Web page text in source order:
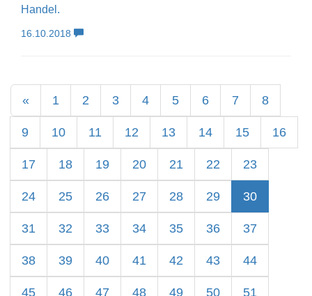
Handel.
16.10.2018
« 1 2 3 4 5 6 7 8
9 10 11 12 13 14 15 16
17 18 19 20 21 22 23
24 25 26 27 28 29 30
31 32 33 34 35 36 37
38 39 40 41 42 43 44
45 46 47 48 49 50 51